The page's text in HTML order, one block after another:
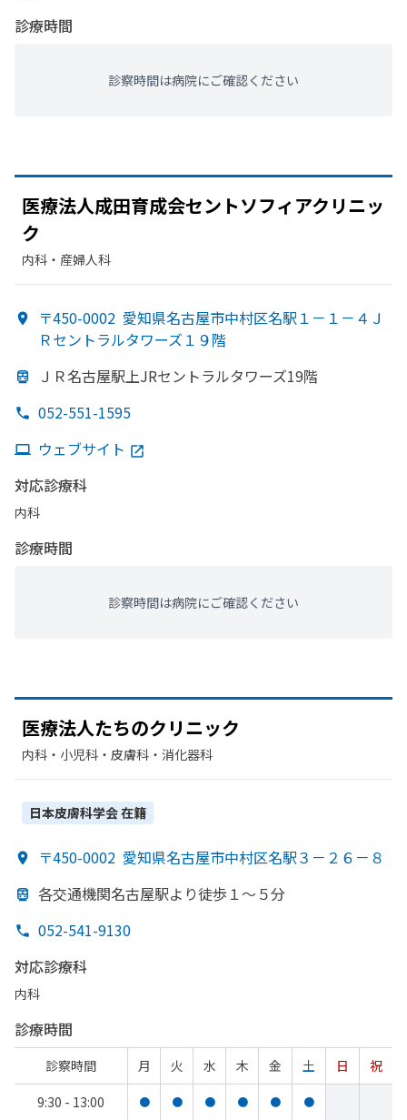
診療時間
診察時間は病院にご確認ください
医療法人成田育成会セントソフィアクリニッ
ク
内科・​産婦人科
〒450-0002 愛知県名古屋市中村区名駅１－１－４Ｊ
Ｒセントラルタワーズ１９階
ＪＲ名古屋駅上JRセントラルタワーズ19階
052-551-1595
ウェブサイト
対応診療科
内科
診療時間
診察時間は病院にご確認ください
医療法人たちのクリニック
内科・​小児科・​皮膚科・​消化器科
日本皮膚科学会在籍
〒450-0002 愛知県名古屋市中村区名駅３－２６－８
各交通機関名古屋駅より徒歩１～５分
052-541-9130
対応診療科
内科
診療時間
診察時間 月 火 水 木 金 土 日
祝
9:30 - 13:00
● ● ● ● ● ●